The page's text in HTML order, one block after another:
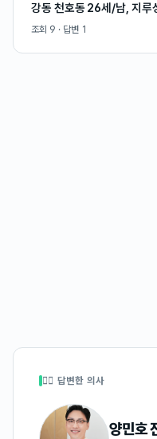
강동 천호동 26세/남, 지루
조회 9 · 답변 1
👩‍⚕️ 답변한 의사
양민호